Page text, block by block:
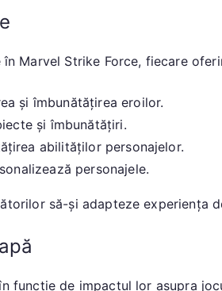
Marvel Strike Force, fiecare
și îmbunătățirea eroilor.
și îmbunătățiri.
abilităților personajelor.
personajele.
să-și adapteze experiența
funcție de impactul lor asupra